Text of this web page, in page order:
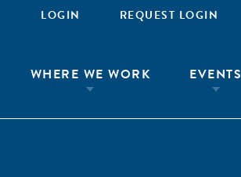
LOGIN REQUEST LOGIN
WHERE WE WORK EVENTS